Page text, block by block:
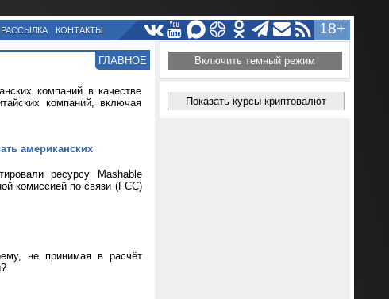
18+
РАССЫЛКА КОНТАКТЫ
ГЛАВНОЕ
компаний в качестве
компаний, включая
американских
ресурсу Mashable
комиссией по связи (FCC)
не принимая в расчёт
Включить темный режим
Показать курсы криптовалют